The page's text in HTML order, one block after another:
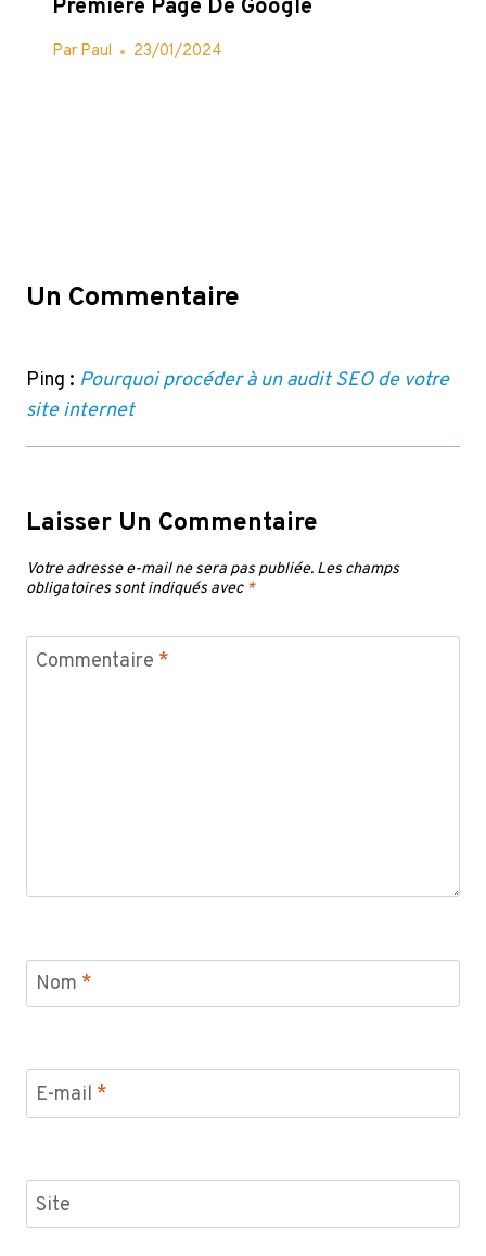
Première Page De Google
Par Paul 23/01/2024
Un Commentaire
Ping : Pourquoi procéder à un audit SEO de votre
site internet
Laisser Un Commentaire
Votre adresse e-mail ne sera pas publiée. Les champs
obligatoires sont indiqués avec *
Commentaire *
Nom *
E-mail *
Site